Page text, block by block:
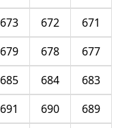
671
672
673
677
678
679
683
684
685
689
690
691